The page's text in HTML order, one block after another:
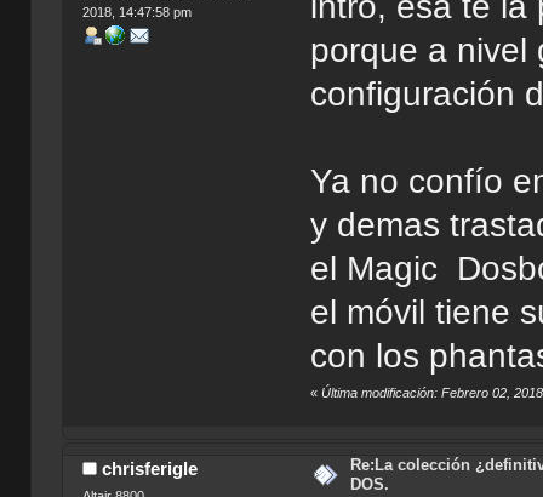
2018, 14:47:58 pm
porque a nivel
configuración
Ya no confío
y demas
el Magic
el móvil tiene
con los
«Última modificación: Febrero 02,
chrisferigle
Re:La colección
DOS.